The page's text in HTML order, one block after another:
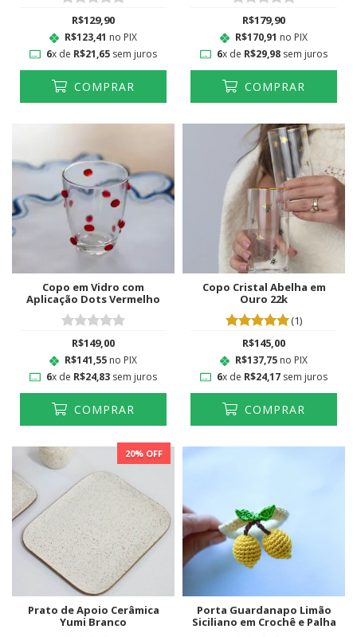
R$129,90
R$123,41 no PIX
6x de R$21,65sem juros
COMPRAR
R$179,90
R$170,91 no PIX
6x de R$29,98sem juros
COMPRAR
Copo em Vidro com
Aplicação Dots Vermelho
R$149,00
R$141,55 no PIX
6x de R$24,83sem juros
COMPRAR
Copo Cristal Abelha em
Ouro 22k
(1)
R$145,00
R$137,75 no PIX
6x de R$24,17sem juros
COMPRAR
20% OFF
Prato de Apoio Cerâmica
Yumi Branco
Porta Guardanapo Limão
Siciliano em Crochê e Palha